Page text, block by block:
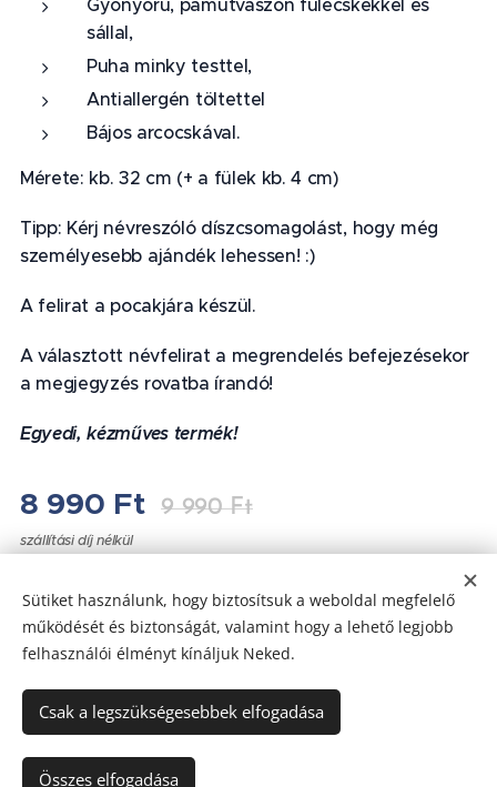
Gyönyörű, pamutvászon fülecskékkel és
sállal,
Puha minky testtel,
Antiallergén töltettel
Bájos arcocskával.
Mérete: kb. 32 cm (+ a fülek kb. 4 cm)
Tipp: Kérj névreszóló díszcsomagolást, hogy még
személyesebb ajándék lehessen! :)
A felirat a pocakjára készül.
A választott névfelirat a megrendelés befejezésekor
a megjegyzés rovatba írandó!
Egyedi, kézműves termék!
8 990 Ft 9 990Ft
szállítási díj nélkül
Az oldalt aWebnodeműködteti
Sütiket használunk, hogy biztosítsuk a weboldal megfelelő
működését és biztonságát, valamint hogy a lehető legjobb
felhasználói élményt kínáljuk Neked.
Csak a legszükségesebbek elfogadása
Összes elfogadása